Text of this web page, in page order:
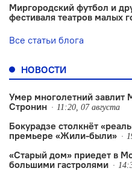
Миргородский футбол и
фестиваля театров малых
Все статьи блога
НОВОСТИ
Умер многолетний завлит
Стронин
11:20, 07 августа
Бокурадзе столкнëт
премьере «Жили-были»
«Старый дом» приедет в
большими гастролями